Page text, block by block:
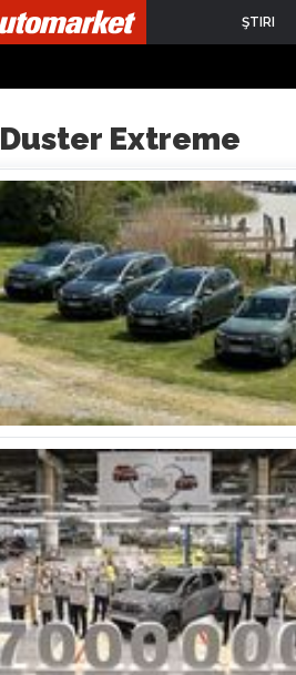
ŞTIRI
Duster Extreme